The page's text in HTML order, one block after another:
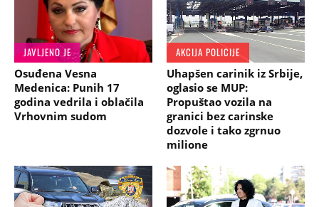
JAVLJENO JE
Osuđena Vesna
Medenica: Punih 17
godina vedrila i oblačila
Vrhovnim sudom
AKCIJA POLICIJE
Uhapšen carinik iz Srbije,
oglasio se MUP:
Propuštao vozila na
granici bez carinske
dozvole i tako zgrnuo
milione